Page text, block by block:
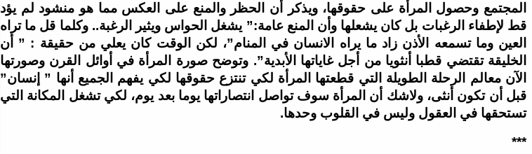
المجتمع وحصول المرأة على حقوقها، ويذكر أن الحظر والمنع على العكس مما هو منشود لم يؤد
قط لإطفاء الرغبات بل كان يشعلها وأن المنع عامة:” يشغل الحواس ويثير الرغبة.. وكلما قل ما تراه
العين وما تسمعه الأذن زاد ما يراه الانسان في المنام”، لكن الوقت كان يعلي من حقيقة : ” أن
الخليقة تقتضي قطبا أنثويا من أجل غاياتها الأبدية”. وتوضح صورة المرأة في أوائل القرن وصورتها
الآن معالم الرحلة الطويلة التي قطعتها المرأة لكي تنتزع حقوقها لكي يفهم الجميع أنها ” إنسان”
قبل أن تكون أنثى، ولاشك أن المرأة سوف تواصل انتصاراتها يوما بعد يوم، لكي تشغل المكانة التي
تستحقها في العقول وليس في القلوب وحدها.
***